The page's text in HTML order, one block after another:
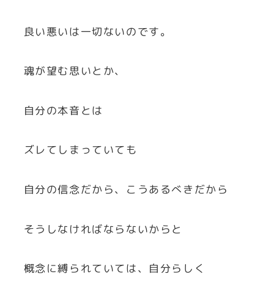
良い悪いは一切ないのです。
魂が望む思いとか、
自分の本音とは
ズレてしまっていても
自分の信念だから、こうあるべきだから
そうしなければならないからと
概念に縛られていては、自分らしく